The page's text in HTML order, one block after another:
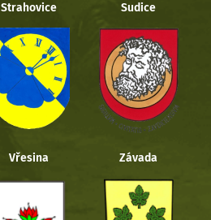
Strahovice Sudice
Vřesina Závada